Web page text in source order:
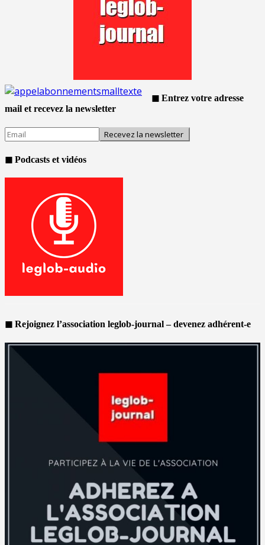
◼ Entrez votre adresse
mail et recevez la newsletter
◼ Podcasts et vidéos
◼ Rejoignez l’association leglob-journal – devenez adhérent-e